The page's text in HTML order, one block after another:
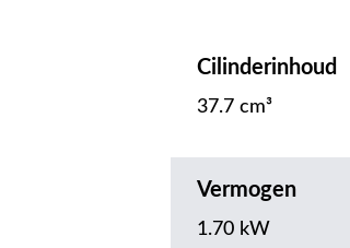
Cilinderinhoud
37.7 cm³
Vermogen
1.70 kW